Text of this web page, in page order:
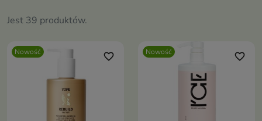
Jest 39 produktów.
Nowość favorite_border Nowość favorite_border